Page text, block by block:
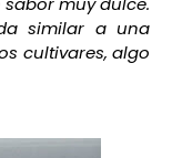
similar a una
cultivares, algo